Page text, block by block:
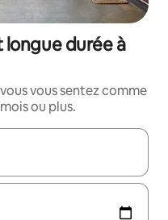
durée à
vous sentez comme
ou plus.
utilisez les flèches vers le